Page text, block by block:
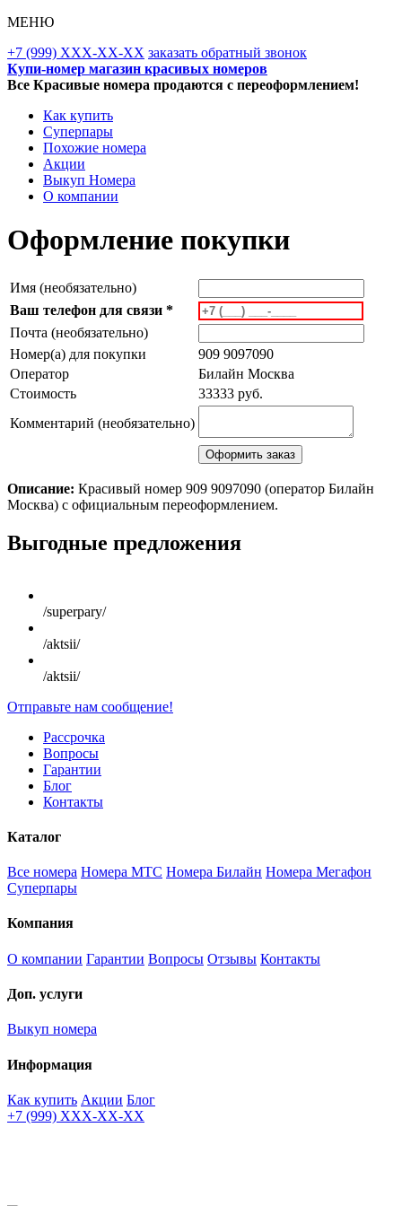
МЕНЮ
+7 (999) XXX-XX-XX заказать обратный звонок
Купи-номер магазин красивых номеров
Все Красивые номера продаются с переоформлением!
Как купить
Суперпары
Похожие номера
Акции
Выкуп Номера
О компании
Оформление покупки
Имя (необязательно)
Ваш телефон для связи *
Почта (необязательно)
Номер(а) для покупки
909 9097090
Оператор
Билайн Москва
Стоимость
33333 руб.
Комментарий (необязательно)
Описание: Красивый номер 909 9097090 (оператор Билайн
Москва) с официальным переоформлением.
Scroll
Up
Выгодные предложения
/superpary/
/aktsii/
/aktsii/
Отправьте нам сообщение!
Рассрочка
Вопросы
Гарантии
Блог
Контакты
Каталог
Все номера Номера МТС Номера Билайн Номера Мегафон
Суперпары
Компания
О компании Гарантии Вопросы Отзывы Контакты
Доп. услуги
Выкуп номера
Информация
Как купить Акции Блог
+7 (999) XXX-XX-XX